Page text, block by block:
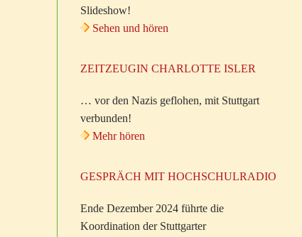
Slideshow!
Sehen und hören
ZEITZEUGIN CHARLOTTE ISLER
… vor den Nazis geflohen, mit Stuttgart
verbunden!
Mehr hören
GESPRÄCH MIT HOCHSCHULRADIO
Ende Dezember 2024 führte die
Koordination der Stuttgarter